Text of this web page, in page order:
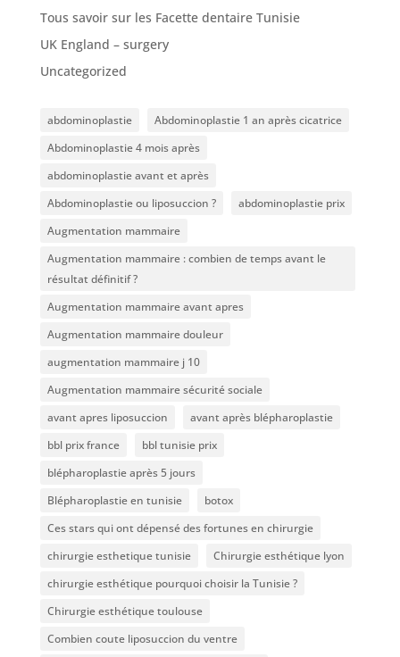
Tous savoir sur les Facette dentaire Tunisie
UK England – surgery
Uncategorized
abdominoplastie
Abdominoplastie 1 an après cicatrice
Abdominoplastie 4 mois après
abdominoplastie avant et après
Abdominoplastie ou liposuccion ?
abdominoplastie prix
Augmentation mammaire
Augmentation mammaire : combien de temps avant le
résultat définitif ?
Augmentation mammaire avant apres
Augmentation mammaire douleur
augmentation mammaire j 10
Augmentation mammaire sécurité sociale
avant apres liposuccion
avant après blépharoplastie
bbl prix france
bbl tunisie prix
blépharoplastie après 5 jours
Blépharoplastie en tunisie
botox
Ces stars qui ont dépensé des fortunes en chirurgie
chirurgie esthetique tunisie
Chirurgie esthétique lyon
chirurgie esthétique pourquoi choisir la Tunisie ?
Chirurgie esthétique toulouse
Combien coute liposuccion du ventre​